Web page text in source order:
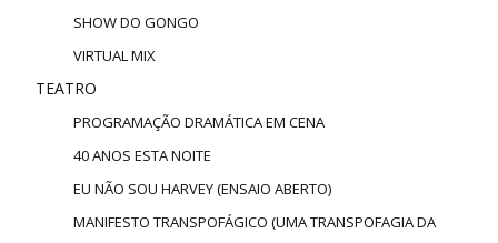
SHOW DO GONGO
VIRTUAL MIX
TEATRO
PROGRAMAÇÃO DRAMÁTICA EM CENA
40 ANOS ESTA NOITE
EU NÃO SOU HARVEY (ENSAIO ABERTO)
MANIFESTO TRANSPOFÁGICO (UMA TRANSPOFAGIA DA